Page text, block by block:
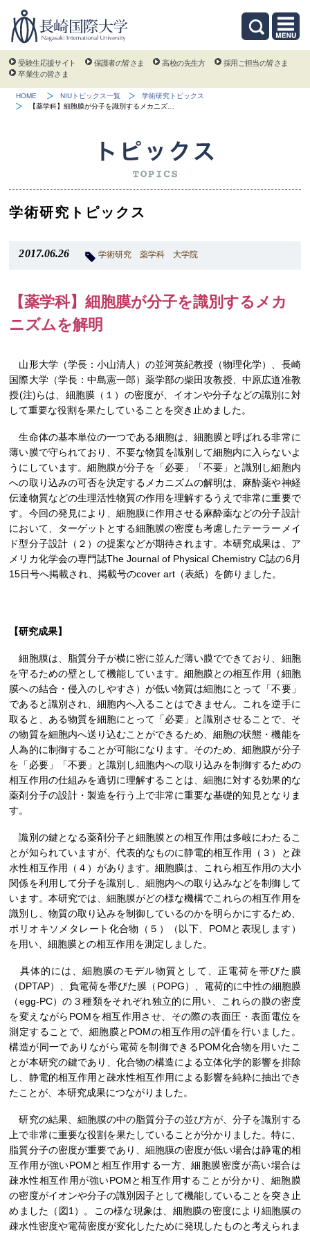
受験生応援サイト 保護者の皆さま 高校の先生方
採用ご担当の皆さま
卒業生の皆さま
HOME NIUトピックス一覧
学術研究トピックス
【薬学科】細胞膜が分子を識別するメカニズ…
学術研究トピックス
2017.06.26 学術研究 薬学科 大学院
【薬学科】細胞膜が分子を識別するメカ
ニズムを解明
山形大学（学長：小山清人）の並河英紀教授（物理化学）、長崎
国際大学（学長：中島憲一郎）薬学部の柴田攻教授、中原広道准教
授(注)らは、細胞膜（１）の密度が、イオンや分子などの識別に対
して重要な役割を果たしていることを突き止めました。
生命体の基本単位の一つである細胞は、細胞膜と呼ばれる非常に
薄い膜で守られており、不要な物質を識別して細胞内に入らないよ
うにしています。細胞膜が分子を「必要」「不要」と識別し細胞内
への取り込みの可否を決定するメカニズムの解明は、麻酔薬や神経
伝達物質などの生理活性物質の作用を理解するうえで非常に重要で
す。今回の発見により、細胞膜に作用させる麻酔薬などの分子設計
において、ターゲットとする細胞膜の密度も考慮したテーラーメイ
ド型分子設計（２）の提案などが期待されます。本研究成果は、ア
メリカ化学会の専門誌The Journal of Physical Chemistry C誌の6月
15日号へ掲載され、掲載号のcover art（表紙）を飾りました。
【研究成果】
細胞膜は、脂質分子が横に密に並んだ薄い膜でできており、細胞
を守るための壁として機能しています。細胞膜との相互作用（細胞
膜への結合・侵入のしやすさ）が低い物質は細胞にとって「不要」
であると識別され、細胞内へ入ることはできません。これを逆手に
取ると、ある物質を細胞にとって「必要」と識別させることで、そ
の物質を細胞内へ送り込むことができるため、細胞の状態・機能を
人為的に制御することが可能になります。そのため、細胞膜が分子
を「必要」「不要」と識別し細胞内への取り込みを制御するための
相互作用の仕組みを適切に理解することは、細胞に対する効果的な
薬剤分子の設計・製造を行う上で非常に重要な基礎的知見となりま
す。
識別の鍵となる薬剤分子と細胞膜との相互作用は多岐にわたるこ
とが知られていますが、代表的なものに静電的相互作用（３）と疎
水性相互作用（４）があります。細胞膜は、これら相互作用の大小
関係を利用して分子を識別し、細胞内への取り込みなどを制御して
います。本研究では、細胞膜がどの様な機構でこれらの相互作用を
識別し、物質の取り込みを制御しているのかを明らかにするため、
ポリオキソメタレート化合物（５）（以下、POMと表現します）
を用い、細胞膜との相互作用を測定しました。
具体的には、細胞膜のモデル物質として、正電荷を帯びた膜
（DPTAP）、負電荷を帯びた膜（POPG）、電荷的に中性の細胞膜
（egg-PC）の３種類をそれぞれ独立的に用い、これらの膜の密度
を変えながらPOMを相互作用させ、その際の表面圧・表面電位を
測定することで、細胞膜とPOMの相互作用の評価を行いました。
構造が同一でありながら電荷を制御できるPOM化合物を用いたこ
とが本研究の鍵であり、化合物の構造による立体化学的影響を排除
し、静電的相互作用と疎水性相互作用による影響を純粋に抽出でき
たことが、本研究成果につながりました。
研究の結果、細胞膜の中の脂質分子の並び方が、分子を識別する
上で非常に重要な役割を果たしていることが分かりました。特に、
脂質分子の密度が重要であり、細胞膜の密度が低い場合は静電的相
互作用が強いPOMと相互作用する一方、細胞膜密度が高い場合は
疎水性相互作用が強いPOMと相互作用することが分かり、細胞膜
の密度がイオンや分子の識別因子として機能していることを突き止
めました（図1）。この様な現象は、細胞膜の密度により細胞膜の
疎水性密度や電荷密度が変化したために発現したものと考えられま